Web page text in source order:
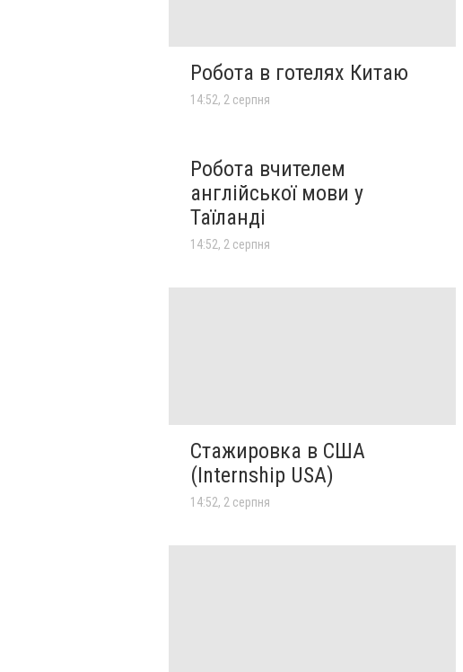
Робота в готелях Китаю
14:52, 2 серпня
Робота вчителем
англійської мови у
Таїланді
14:52, 2 серпня
Стажировка в США
(Internship USA)
14:52, 2 серпня